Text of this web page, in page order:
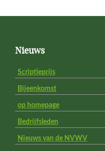
FooterNieuws
Scriptieprijs
Bijeenkomst
op homepage
Bedrijfsleden
Nieuws van de NVWV